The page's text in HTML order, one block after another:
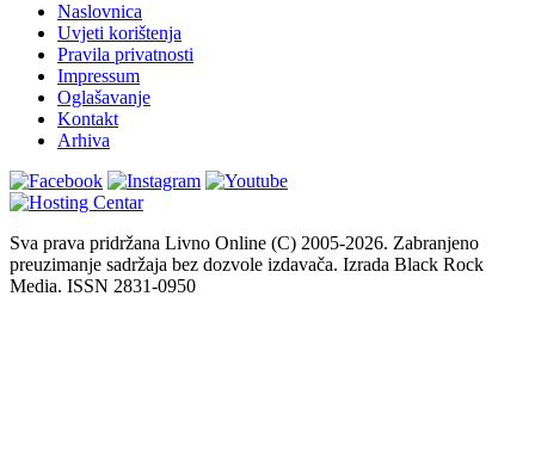
Naslovnica
Uvjeti korištenja
Pravila privatnosti
Impressum
Oglašavanje
Kontakt
Arhiva
Sva prava pridržana Livno Online (C) 2005-2026. Zabranjeno
preuzimanje sadržaja bez dozvole izdavača. Izrada Black Rock
Media. ISSN 2831-0950